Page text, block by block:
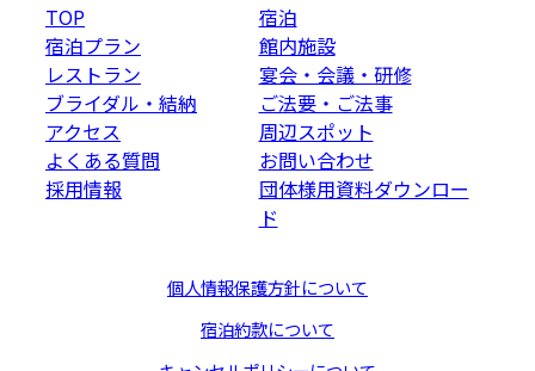
TOP
宿泊
宿泊プラン
館内施設
レストラン
宴会・会議・研修
ブライダル・結納
ご法要・ご法事
アクセス
周辺スポット
よくある質問
お問い合わせ
採用情報
団体様用資料ダウンロー
ド
個人情報保護方針について
宿泊約款について